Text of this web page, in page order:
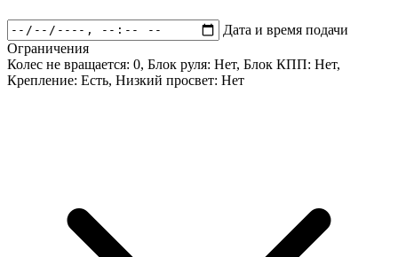
Дата и время подачи
Ограничения
Колес не вращается: 0, Блок руля: Нет, Блок КПП: Нет,
Крепление: Есть, Низкий просвет: Нет